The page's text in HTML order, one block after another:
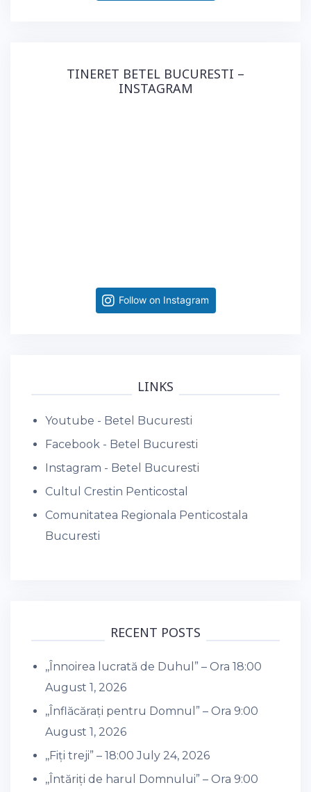
TINERET BETEL BUCURESTI –
INSTAGRAM
Follow on Instagram
LINKS
Youtube - Betel Bucuresti
Facebook - Betel Bucuresti
Instagram - Betel Bucuresti
Cultul Crestin Penticostal
Comunitatea Regionala Penticostala
Bucuresti
RECENT POSTS
,,Înnoirea lucrată de Duhul” – Ora 18:00
August 1, 2026
,,Înflăcărați pentru Domnul” – Ora 9:00
August 1, 2026
,,Fiți treji” – 18:00 July 24, 2026
,,Întăriți de harul Domnului” – Ora 9:00